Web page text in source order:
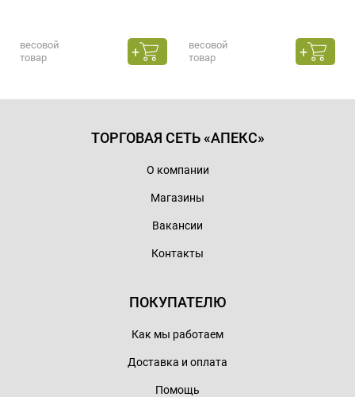
весовой
товар
весовой
товар
ТОРГОВАЯ СЕТЬ «АПЕКС»
О компании
Магазины
Вакансии
Контакты
ПОКУПАТЕЛЮ
Как мы работаем
Доставка и оплата
Помощь